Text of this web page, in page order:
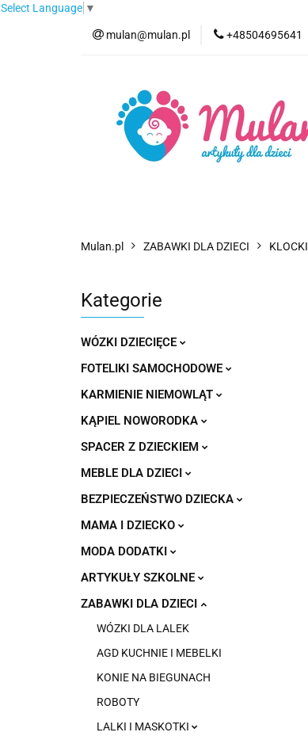
Select Language ▼
mulan@mulan.pl +48504695641
Wyprzedaż
Nowości
Mulan.pl ZABAWKI DLA DZIECI KLOCKI
Kategorie
WÓZKI DZIECIĘCE
FOTELIKI SAMOCHODOWE
KARMIENIE NIEMOWLĄT
KĄPIEL NOWORODKA
SPACER Z DZIECKIEM
MEBLE DLA DZIECI
BEZPIECZEŃSTWO DZIECKA
MAMA I DZIECKO
MODA DODATKI
ARTYKUŁY SZKOLNE
ZABAWKI DLA DZIECI
WÓZKI DLA LALEK
AGD KUCHNIE I MEBELKI
KONIE NA BIEGUNACH
ROBOTY
LALKI I MASKOTKI